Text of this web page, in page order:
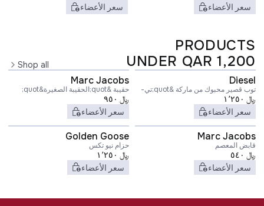
سعر الأعضاء
سعر الأعضاء
PRODUCTS
UNDER QAR 1,200
Shop all
Diesel
توب قصير محبوك من ماركة &quot;تي-
ويليت&quot;
﷼ ١٬٢٥٠
سعر الأعضاء
Marc Jacobs
حقيبة &quot;الحقيبة الصغيرة&quot;
﷼ ٩٥٠
سعر الأعضاء
Marc Jacobs
قابض المعصم
﷼ ٥٤٠
سعر الأعضاء
Golden Goose
حزام نيو تكس
﷼ ١٬٢٥٠
سعر الأعضاء